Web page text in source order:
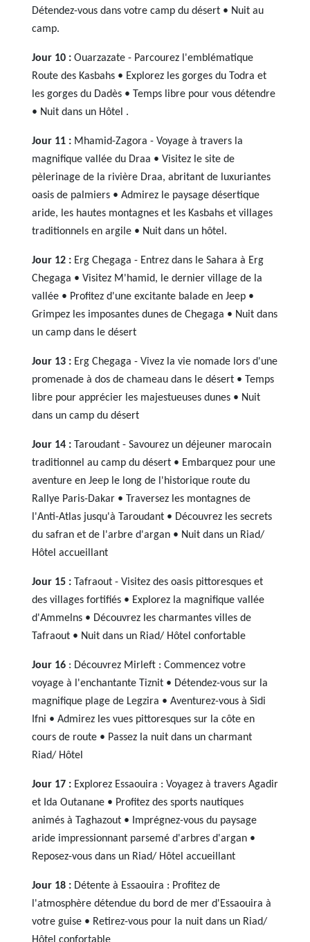
Détendez-vous dans votre camp du désert • Nuit au
camp.
Jour 10 :Ouarzazate - Parcourez l'emblématique
Route des Kasbahs • Explorez les gorges du Todra et
les gorges du Dadès • Temps libre pour vous détendre
• Nuit dans un Hôtel .
Jour 11 :Mhamid-Zagora - Voyage à travers la
magnifique vallée du Draa • Visitez le site de
pèlerinage de la rivière Draa, abritant de luxuriantes
oasis de palmiers • Admirez le paysage désertique
aride, les hautes montagnes et les Kasbahs et villages
traditionnels en argile • Nuit dans un hôtel.
Jour 12 :Erg Chegaga - Entrez dans le Sahara à Erg
Chegaga • Visitez M'hamid, le dernier village de la
vallée • Profitez d'une excitante balade en Jeep •
Grimpez les imposantes dunes de Chegaga • Nuit dans
un camp dans le désert
Jour 13 :Erg Chegaga - Vivez la vie nomade lors d'une
promenade à dos de chameau dans le désert • Temps
libre pour apprécier les majestueuses dunes • Nuit
dans un camp du désert
Jour 14 :Taroudant - Savourez un déjeuner marocain
traditionnel au camp du désert • Embarquez pour une
aventure en Jeep le long de l'historique route du
Rallye Paris-Dakar • Traversez les montagnes de
l'Anti-Atlas jusqu'à Taroudant • Découvrez les secrets
du safran et de l'arbre d'argan • Nuit dans un Riad/
Hôtel accueillant
Jour 15 :Tafraout - Visitez des oasis pittoresques et
des villages fortifiés • Explorez la magnifique vallée
d'Ammelns • Découvrez les charmantes villes de
Tafraout • Nuit dans un Riad/ Hôtel confortable
Jour 16: Découvrez Mirleft : Commencez votre
voyage à l'enchantante Tiznit • Détendez-vous sur la
magnifique plage de Legzira • Aventurez-vous à Sidi
Ifni • Admirez les vues pittoresques sur la côte en
cours de route • Passez la nuit dans un charmant
Riad/ Hôtel
Jour 17 :Explorez Essaouira : Voyagez à travers Agadir
et Ida Outanane • Profitez des sports nautiques
animés à Taghazout • Imprégnez-vous du paysage
aride impressionnant parsemé d'arbres d'argan •
Reposez-vous dans un Riad/ Hôtel accueillant
Jour 18 :Détente à Essaouira : Profitez de
l'atmosphère détendue du bord de mer d'Essaouira à
votre guise • Retirez-vous pour la nuit dans un Riad/